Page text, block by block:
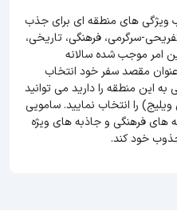
ویژگی های منطقه ای برای جذب
سرگرمی، فرهنگی، تاریخی،
امر موجب شده سالانه
عنوان مقصد سفر خود انتخاب
به این منطقه را دارید می توانید
را انتخاب نمایید. سامویی
های فرهنگی و جاذبه های ویژه
خود کند.